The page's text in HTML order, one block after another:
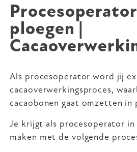
ploegen |
Als procesoperator word jij
cacaoverwerkingsproces,
cacaobonen gaat omzetten in
Je krijgt als procesoperator
maken met de volgende